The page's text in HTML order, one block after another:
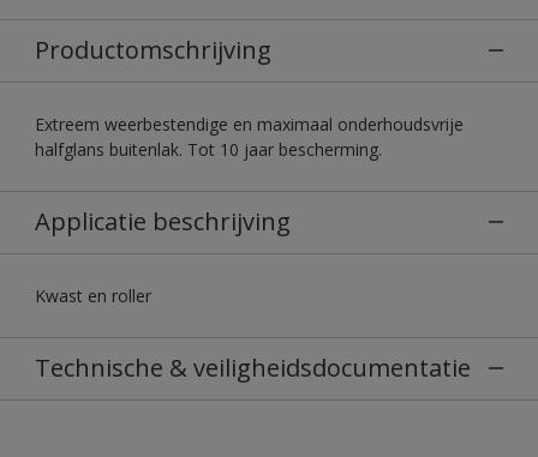
Productomschrijving
Extreem weerbestendige en maximaal onderhoudsvrije
halfglans buitenlak. Tot 10 jaar bescherming.
Applicatie beschrijving
Kwast en roller
Technische & veiligheidsdocumentatie